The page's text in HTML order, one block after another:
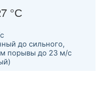
°С
до сильного,
порывы до 23 м/с